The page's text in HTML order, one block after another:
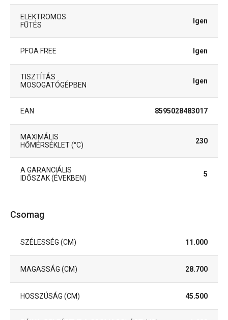
ELEKTROMOS
FŰTÉS
Igen
PFOA FREE Igen
TISZTÍTÁS
MOSOGATÓGÉPBEN
Igen
EAN 8595028483017
MAXIMÁLIS
HŐMÉRSÉKLET (°C)
230
A GARANCIÁLIS
IDŐSZAK (ÉVEKBEN)
5
Csomag
SZÉLESSÉG (CM) 11.000
MAGASSÁG (CM) 28.700
HOSSZÚSÁG (CM) 45.500